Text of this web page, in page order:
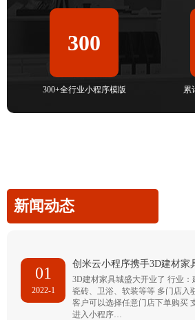
300
300+全行业小程序模版 累
新闻动态
01
2022-1
创米云小程序携手3D建材家
3D建材家具城盛大开业了 行业：
瓷砖、卫浴、软装等等 多门店入
客户可以选择任意门店下单购买
进入小程序…